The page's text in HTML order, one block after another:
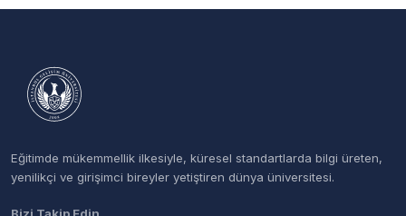
Eğitimde mükemmellik ilkesiyle, küresel standartlarda bilgi üreten,
yenilikçi ve girişimci bireyler yetiştiren dünya üniversitesi.
Bizi Takip Edin